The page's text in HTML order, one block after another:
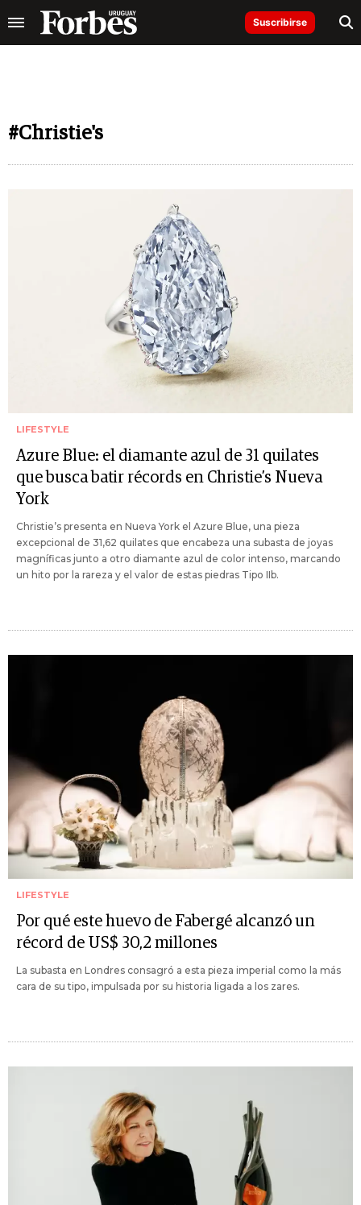
Suscribirse
#Christie's
LIFESTYLE
Azure Blue: el diamante azul de 31 quilates
que busca batir récords en Christie’s Nueva
York
Christie’s presenta en Nueva York el Azure Blue, una pieza
excepcional de 31,62 quilates que encabeza una subasta de joyas
magníficas junto a otro diamante azul de color intenso, marcando
un hito por la rareza y el valor de estas piedras Tipo IIb.
LIFESTYLE
Por qué este huevo de Fabergé alcanzó un
récord de US$ 30,2 millones
La subasta en Londres consagró a esta pieza imperial como la más
cara de su tipo, impulsada por su historia ligada a los zares.